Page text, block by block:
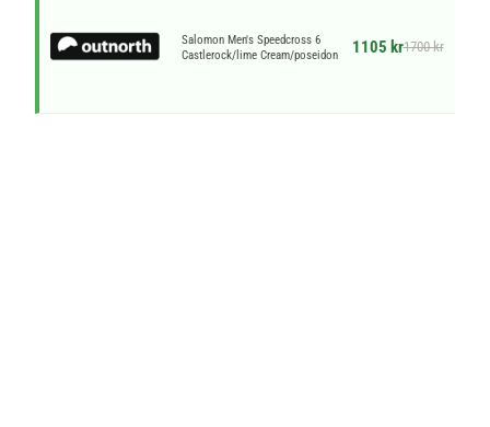
Salomon Men's Speedcross 6
Castlerock/lime Cream/poseidon
1105 kr1700 kr